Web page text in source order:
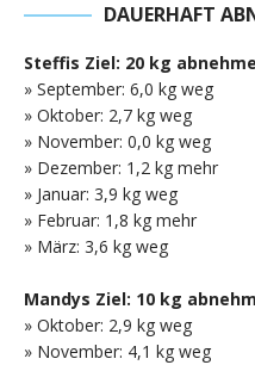
DAUERHAFT
Steffis Ziel: 20 kg
» September: 6,0 kg weg
» Oktober: 2,7 kg weg
» November: 0,0 kg weg
» Dezember: 1,2 kg mehr
» Januar: 3,9 kg weg
» Februar: 1,8 kg mehr
» März: 3,6 kg weg
Mandys Ziel: 10 kg
» Oktober: 2,9 kg weg
» November: 4,1 kg weg